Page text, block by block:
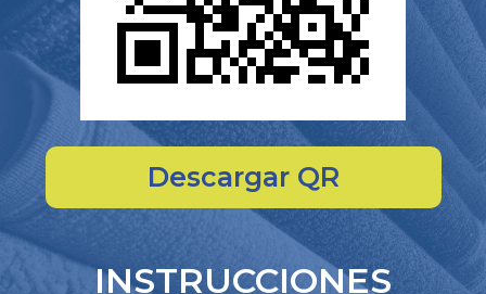
Descargar QR
INSTRUCCIONES